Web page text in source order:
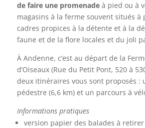
de faire une promenadeà pied ou à
magasins à la ferme souvent situés à
cadres propices à la détente et à la
faune et de la flore locales et du joli
À Andenne, c’est au départ de la
d’Oiseaux (Rue du Petit Pont, 520 à
deux itinéraires vous sont proposés :
pédestre (6,6 km) et un parcours à
Informations pratiques
version papier des balades à